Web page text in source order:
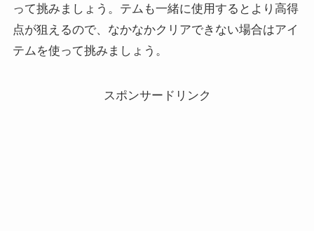
って挑みましょう。テムも一緒に使用するとより高得
点が狙えるので、なかなかクリアできない場合はアイ
テムを使って挑みましょう。
スポンサードリンク